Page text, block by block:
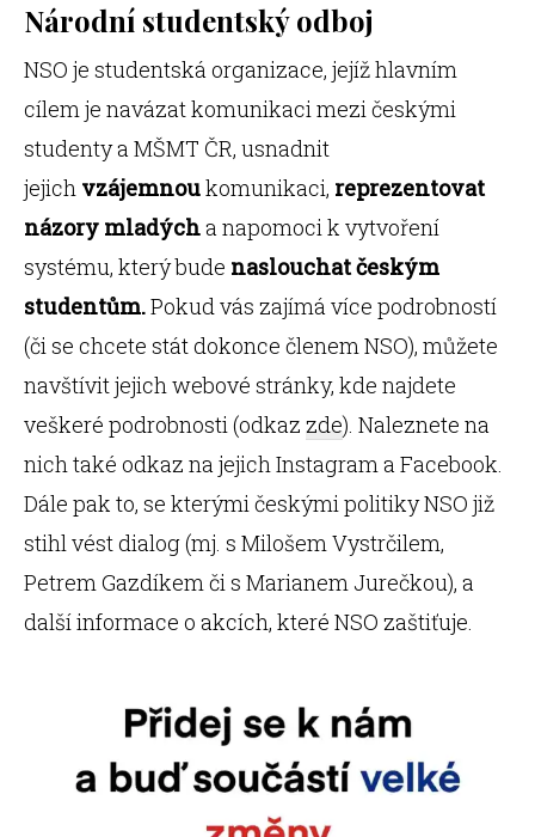
Národní studentský odboj
NSO je studentská organizace, jejíž hlavním
cílem je navázat komunikaci mezi českými
studenty a MŠMT ČR, usnadnit
jejich vzájemnoukomunikaci, reprezentovat
názory mladýcha napomoci k vytvoření
systému, který bude naslouchat českým
studentům.Pokud vás zajímá více podrobností
(či se chcete stát dokonce členem NSO), můžete
navštívit jejich webové stránky, kde najdete
veškeré podrobnosti (odkaz zde). Naleznete na
nich také odkaz na jejich Instagram a Facebook.
Dále pak to, se kterými českými politiky NSO již
stihl vést dialog (mj. s Milošem Vystrčilem,
Petrem Gazdíkem či s Marianem Jurečkou), a
další informace o akcích, které NSO zaštiťuje.